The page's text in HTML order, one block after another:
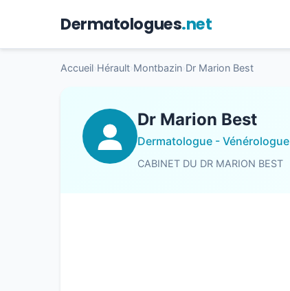
Dermatologues.net
Accueil Hérault Montbazin Dr Marion Best
Dr Marion Best
Dermatologue - Vénérologue
CABINET DU DR MARION BEST